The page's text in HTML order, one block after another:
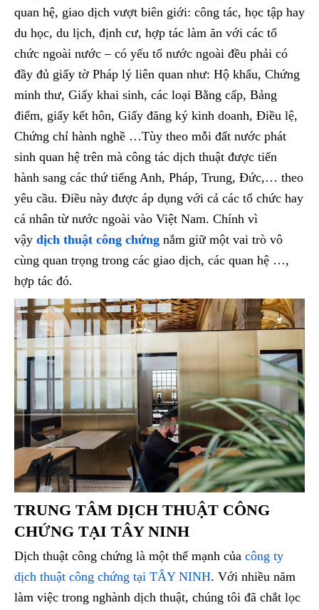
quan hệ, giao dịch vượt biên giới: công tác, học tập hay
du học, du lịch, định cư, hợp tác làm ăn với các tổ
chức ngoài nước – có yếu tố nước ngoài đều phải có
đầy đủ giấy tờ Pháp lý liên quan như: Hộ khẩu, Chứng
minh thư, Giấy khai sinh, các loại Bằng cấp, Bảng
điểm, giấy kết hôn, Giấy đăng ký kinh doanh, Điều lệ,
Chứng chỉ hành nghề …Tùy theo mỗi đất nước phát
sinh quan hệ trên mà công tác dịch thuật được tiến
hành sang các thứ tiếng Anh, Pháp, Trung, Đức,… theo
yêu cầu. Điều này được áp dụng với cả các tổ chức hay
cá nhân từ nước ngoài vào Việt Nam. Chính vì
vậy dịch thuật công chứng nắm giữ một vai trò vô
cùng quan trọng trong các giao dịch, các quan hệ …,
hợp tác đó.
TRUNG TÂM DỊCH THUẬT CÔNG
CHỨNG TẠI TÂY NINH
Dịch thuật công chứng là một thế mạnh của công ty
dịch thuật công chứng tại TÂY NINH. Với nhiều năm
làm việc trong nghành dịch thuật, chúng tôi đã chắt lọc